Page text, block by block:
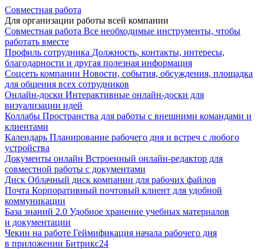
Совместная работа
Для организации работы всей компании
Совместная работа Все необходимые инструменты, чтобы
работать вместе
Профиль сотрудника Должность, контакты, интересы,
благодарности и другая полезная информация
Соцсеть компании Новости, события, обсуждения, площадка
для общения всех сотрудников
Онлайн-доски Интерактивные онлайн-доски для
визуализации идей
Коллабы Пространства для работы с внешними командами и
клиентами
Календарь Планирование рабочего дня и встреч с любого
устройства
Документы онлайн Встроенный онлайн-редактор для
совместной работы с документами
Диск Облачный диск компании для рабочих файлов
Почта Корпоративный почтовый клиент для удобной
коммуникации
База знаний 2.0 Удобное хранение учебных материалов
и документации
Чекин на работе Геймификация начала рабочего дня
в приложении Битрикс24